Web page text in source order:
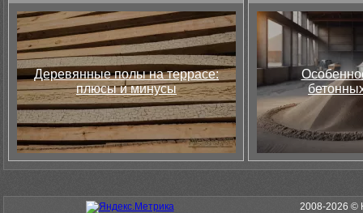
Деревянные полы на террасе:
плюсы и минусы
2008-2026 ©